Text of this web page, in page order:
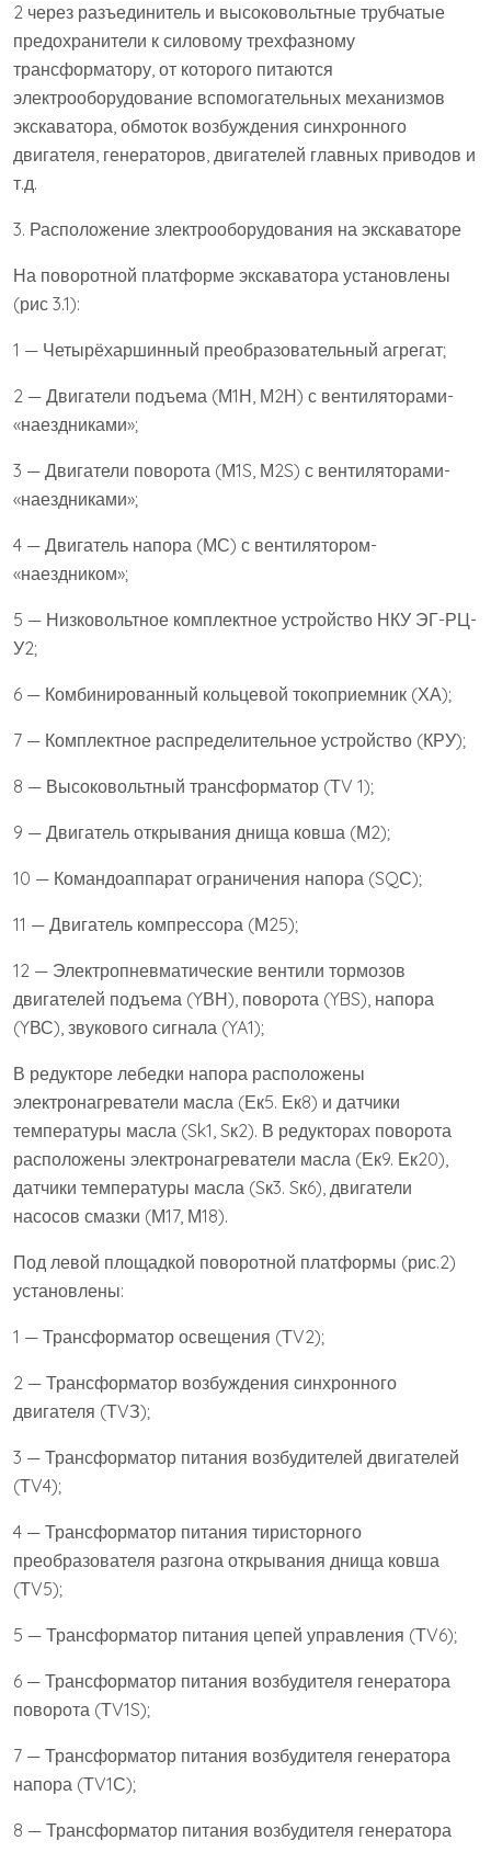
2 через разъединитель и высоковольтные трубчатые
предохранители к силовому трехфазному
трансформатору, от которого питаются
электрооборудование вспомогательных механизмов
экскаватора, обмоток возбуждения синхронного
двигателя, генераторов, двигателей главных приводов и
т.д.
3. Расположение злектрооборудования на экскаваторе
На поворотной платформе экскаватора установлены
(рис 3.1):
1 — Четырёхаршинный преобразовательный агрегат;
2 — Двигатели подъема (М1Н, М2Н) с вентиляторами-
«наездниками»;
3 — Двигатели поворота (М1S, М2S) с вентиляторами-
«наездниками»;
4 — Двигатель напора (МС) с вентилятором-
«наездником»;
5 — Низковольтное комплектное устройство НКУ ЭГ-РЦ-
У2;
6 — Комбинированный кольцевой токоприемник (ХА);
7 — Комплектное распределительное устройство (КРУ);
8 — Высоковольтный трансформатор (ТV 1);
9 — Двигатель открывания днища ковша (М2);
10 — Командоаппарат ограничения напора (SQС);
11 — Двигатель компрессора (М25);
12 — Электропневматические вентили тормозов
двигателей подъема (YВН), поворота (YBS), напора
(YВС), звукового сигнала (YA1);
В редукторе лебедки напора расположены
электронагреватели масла (Ек5. Ек8) и датчики
температуры масла (Sk1, Sк2). В редукторах поворота
расположены электронагреватели масла (Ек9. Ек20),
датчики температуры масла (Sк3. Sк6), двигатели
насосов смазки (М17, М18).
Под левой площадкой поворотной платформы (рис.2)
установлены:
1 — Трансформатор освещения (ТV2);
2 — Трансформатор возбуждения синхронного
двигателя (ТVЗ);
3 — Трансформатор питания возбудителей двигателей
(ТV4);
4 — Трансформатор питания тиристорного
преобразователя разгона открывания днища ковша
(ТV5);
5 — Трансформатор питания цепей управления (ТV6);
6 — Трансформатор питания возбудителя генератора
поворота (ТV1S);
7 — Трансформатор питания возбудителя генератора
напора (ТV1С);
8 — Трансформатор питания возбудителя генератора